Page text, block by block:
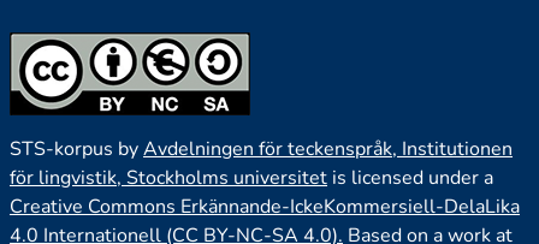
STS-korpus byAvdelningen för teckenspråk, Institutionen
för lingvistik, Stockholms universitet is licensed under a
Creative Commons Erkännande-IckeKommersiell-DelaLika
4.0 Internationell (CC BY-NC-SA 4.0). Based on a work at